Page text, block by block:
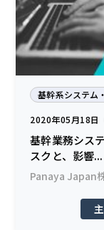
基幹系システム
2020年05月18日
基幹業務シス
スクと、影響...
Panaya Japan